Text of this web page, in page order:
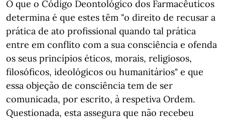
O que o Código Deontológico dos Farmacêuticos
determina é que estes têm "o direito de recusar a
prática de ato profissional quando tal prática
entre em conflito com a sua consciência e ofenda
os seus princípios éticos, morais, religiosos,
filosóficos, ideológicos ou humanitários" e que
essa objeção de consciência tem de ser
comunicada, por escrito, à respetiva Ordem.
Questionada, esta assegura que não recebeu